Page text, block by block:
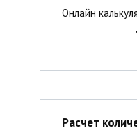
Онлайн
Расчет